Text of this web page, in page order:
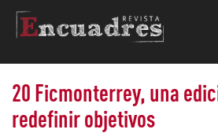
20 Ficmonterrey, una
redefinir objetivos